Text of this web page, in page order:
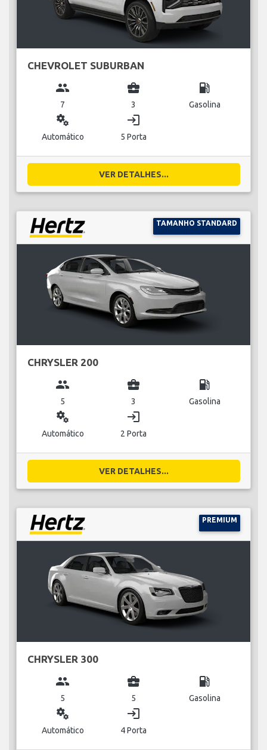
CHEVROLET SUBURBAN
group
7
business_center
3
local_gas_station
Gasolina
miscellaneous_services
Automático
login
5 Porta
VER DETALHES...
TAMANHO STANDARD
CHRYSLER 200
group
5
business_center
3
local_gas_station
Gasolina
miscellaneous_services
Automático
login
2 Porta
VER DETALHES...
PREMIUM
CHRYSLER 300
group
5
business_center
5
local_gas_station
Gasolina
miscellaneous_services
Automático
login
4 Porta